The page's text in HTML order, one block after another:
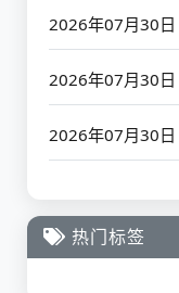
热门标签